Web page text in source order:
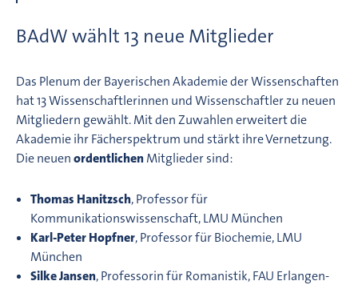
BAdW wählt 13 neue Mitglieder
Das Plenum der Bayerischen Akademie der Wissenschaften
hat 13 Wissenschaftlerinnen und Wissenschaftler zu neuen
Mitgliedern gewählt. Mit den Zuwahlen erweitert die
Akademie ihr Fächerspektrum und stärkt ihre Vernetzung.
Die neuenordentlichenMitglieder sind:
Thomas Hanitzsch, Professor für
Kommunikationswissenschaft, LMU München
Karl-Peter Hopfner, Professor für Biochemie, LMU
München
Silke Jansen, Professorin für Romanistik, FAU Erlangen-